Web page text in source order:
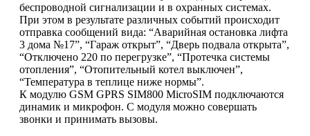
беспроводной сигнализации и в охранных системах.
При этом в результате различных событий происходит
отправка сообщений вида: “Аварийная остановка лифта
3 дома №17”, “Гараж открыт”, “Дверь подвала открыта”,
“Отключено 220 по перегрузке”, “Протечка системы
отопления”, “Отопительный котел выключен”,
“Температура в теплице ниже нормы”.
К модулю GSM GPRS SIM800 MicroSIM подключаются
динамик и микрофон. С модуля можно совершать
звонки и принимать вызовы.